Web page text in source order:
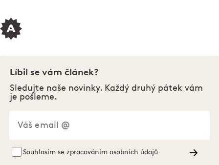
Líbil se vám článek?
Sledujte naše novinky. Každý druhý pátek vám
je pošleme.
Souhlasím se zpracováním osobních údajů